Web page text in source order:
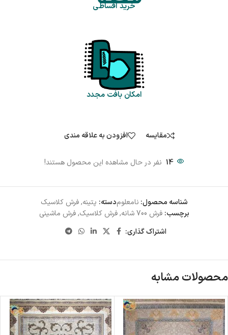
خرید اقساطی
امکان بافت مجدد
مقایسه افزودن به علاقه مندی
14 نفر در حال مشاهده این محصول هستند!
شناسه محصول: نامعلومدسته: پتینه, فرش کلاسیک
برچسب: فرش 700 شانه , فرش کلاسیک, فرش ماشینی
اشتراک گذاری:
محصولات مشابه